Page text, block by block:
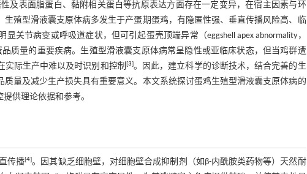
及表面脂蛋白、黏附相关蛋白等抗原表达方面存在一定变异，在宿主因素与环
殖型滑液囊支原体病多发生于产蛋期蛋鸡，有隐匿性强、垂直传播风险高、临
关节病变或呼吸道症状，但可引起蛋壳顶端异常（eggshell apex abnormality，
质量的重要疾病。生殖型滑液囊支原体病常呈隐性或亚临床状态，但当鸡群遭
实际生产中难以及时识别和控制 [3]。因此，建立科学的诊断技术，结合完善的生
量及减少生产损失具有重要意义。本文系统探讨蛋鸡生殖型滑液囊支原体病的
供理论依据和参考。
传播[4]。因其缺乏细胞壁，对细胞壁合成抑制剂（如β-内酰胺类药物等）天然耐